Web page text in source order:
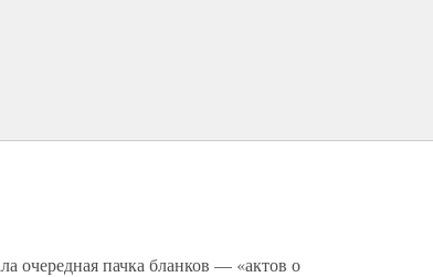
очередная пачка бланков — «актов о